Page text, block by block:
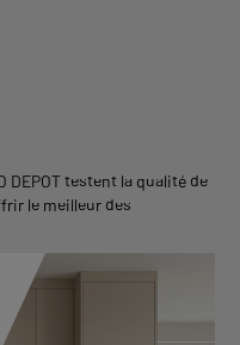
DEPOT testent la qualité de
le meilleur des